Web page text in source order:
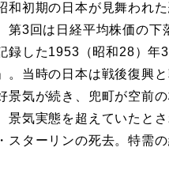
初期の日本が見舞われ
第3回は日経平均株価の下
録した1953（昭和28）年3
。当時の日本は戦後復興
景気が続き、兜町が空前
景気実態を超えていたと
スターリンの死去。特需